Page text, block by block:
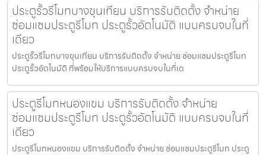
ประตูรั้วรีโมทบางขุนเทียน บริการรับติดตั้ง จำหน่าย
ซ่อมแซมประตูรีโมท ประตูรั้วอัตโนมัติ แบบครบจบในที่
เดียว
ประตูรั้วรีโมทบางขุนเทียน บริการรับติดตั้ง จำหน่าย ซ่อมแซมประตูรีโมท
ประตูรั้วอัตโนมัติ ที่พร้อมให้บริการแบบครบจบในที่เด
ประตูรีโมทหนองแขม บริการรับติดตั้ง จำหน่าย
ซ่อมแซมประตูรีโมท ประตูรั้วอัตโนมัติ แบบครบจบในที่
เดียว
ประตูรีโมทหนองแขม บริการรับติดตั้ง จำหน่าย ซ่อมแซมประตูรีโมท ประตู